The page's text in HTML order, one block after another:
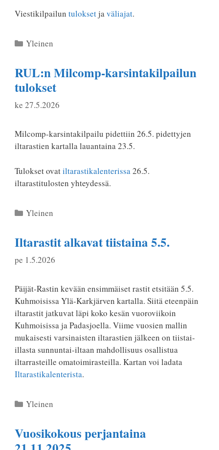
Viestikilpailun tulokset ja väliajat.
Kategoriat
Yleinen
RUL:n Milcomp-karsintakilpailun
tulokset
ke 27.5.2026
Milcomp-karsintakilpailu pidettiin 26.5. pidettyjen
iltarastien kartalla lauantaina 23.5.
Tulokset ovatiltarastikalenterissa 26.5.
iltarastitulosten yhteydessä.
Kategoriat
Yleinen
Iltarastit alkavat tiistaina 5.5.
pe 1.5.2026
Päijät-Rastin kevään ensimmäiset rastit etsitään 5.5.
Kuhmoisissa Ylä-Karkjärven kartalla. Siitä eteenpäin
iltarastit jatkuvat läpi koko kesän vuoroviikoin
Kuhmoisissa ja Padasjoella. Viime vuosien mallin
mukaisesti varsinaisten iltarastien jälkeen on tiistai-
illasta sunnuntai-iltaan mahdollisuus osallistua
iltarrasteille omatoimirasteilla. Kartan voi ladata
Iltarastikalenterista.
Kategoriat
Yleinen
Vuosikokous perjantaina